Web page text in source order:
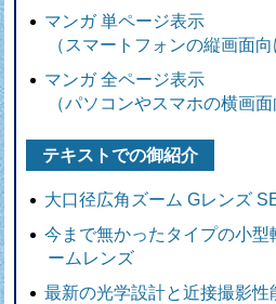
マンガ 単ページ表示
（スマートフォンの縦画面向
マンガ 全ページ表示
（パソコンやスマホの横画面
テキストでの御紹介
大口径広角ズーム Gレンズ
今まで無かったタイプの小
ームレンズ
最新の光学設計と近接撮影性